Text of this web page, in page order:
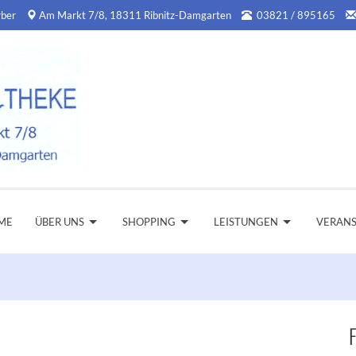
Am Markt 7/8, 18311 Ribnitz-Damgarten 03821 / 895165
ÜBER UNS SHOPPING LEISTUNGEN